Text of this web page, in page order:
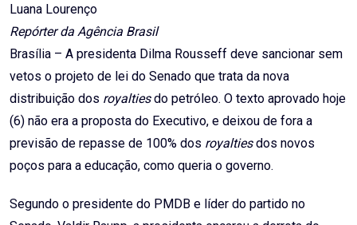
Luana Lourenço
Repórter da Agência Brasil
Brasília – A presidenta Dilma Rousseff deve sancionar sem
vetos o projeto de lei do Senado que trata da nova
distribuição dos royaltiesdo petróleo. O texto aprovado hoje
(6) não era a proposta do Executivo, e deixou de fora a
previsão de repasse de 100% dos royaltiesdos novos
poços para a educação, como queria o governo.
Segundo o presidente do PMDB e líder do partido no